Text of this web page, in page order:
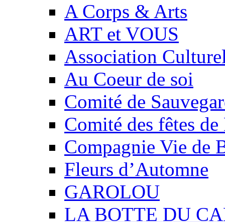
A Corps & Arts
ART et VOUS
Association
Au Coeur de soi
Comité de
Comité des fêtes
Compagnie Vie de
Fleurs d’Automne
GAROLOU
LA BOTTE DU